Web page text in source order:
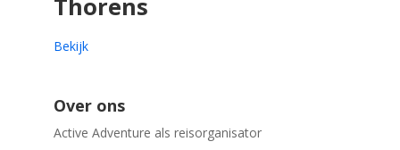
Thorens
Bekijk
Over ons
Active Adventure als reisorganisator